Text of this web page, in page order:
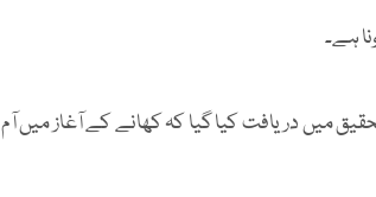
ہے۔
ہیں اور ایک تحقیق میں دریافت کیا گیا کہ کھانے کے